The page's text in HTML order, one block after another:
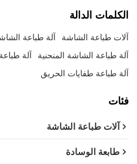
الكلمات الدالة
آلات طباعة الشاشة
آلة طباعة
آلة طباعة الشاشة المنحنية
آلة
آلة طباعة طفايات الحريق
فئات
آلات طباعة الشاشة
طابعة الوسادة